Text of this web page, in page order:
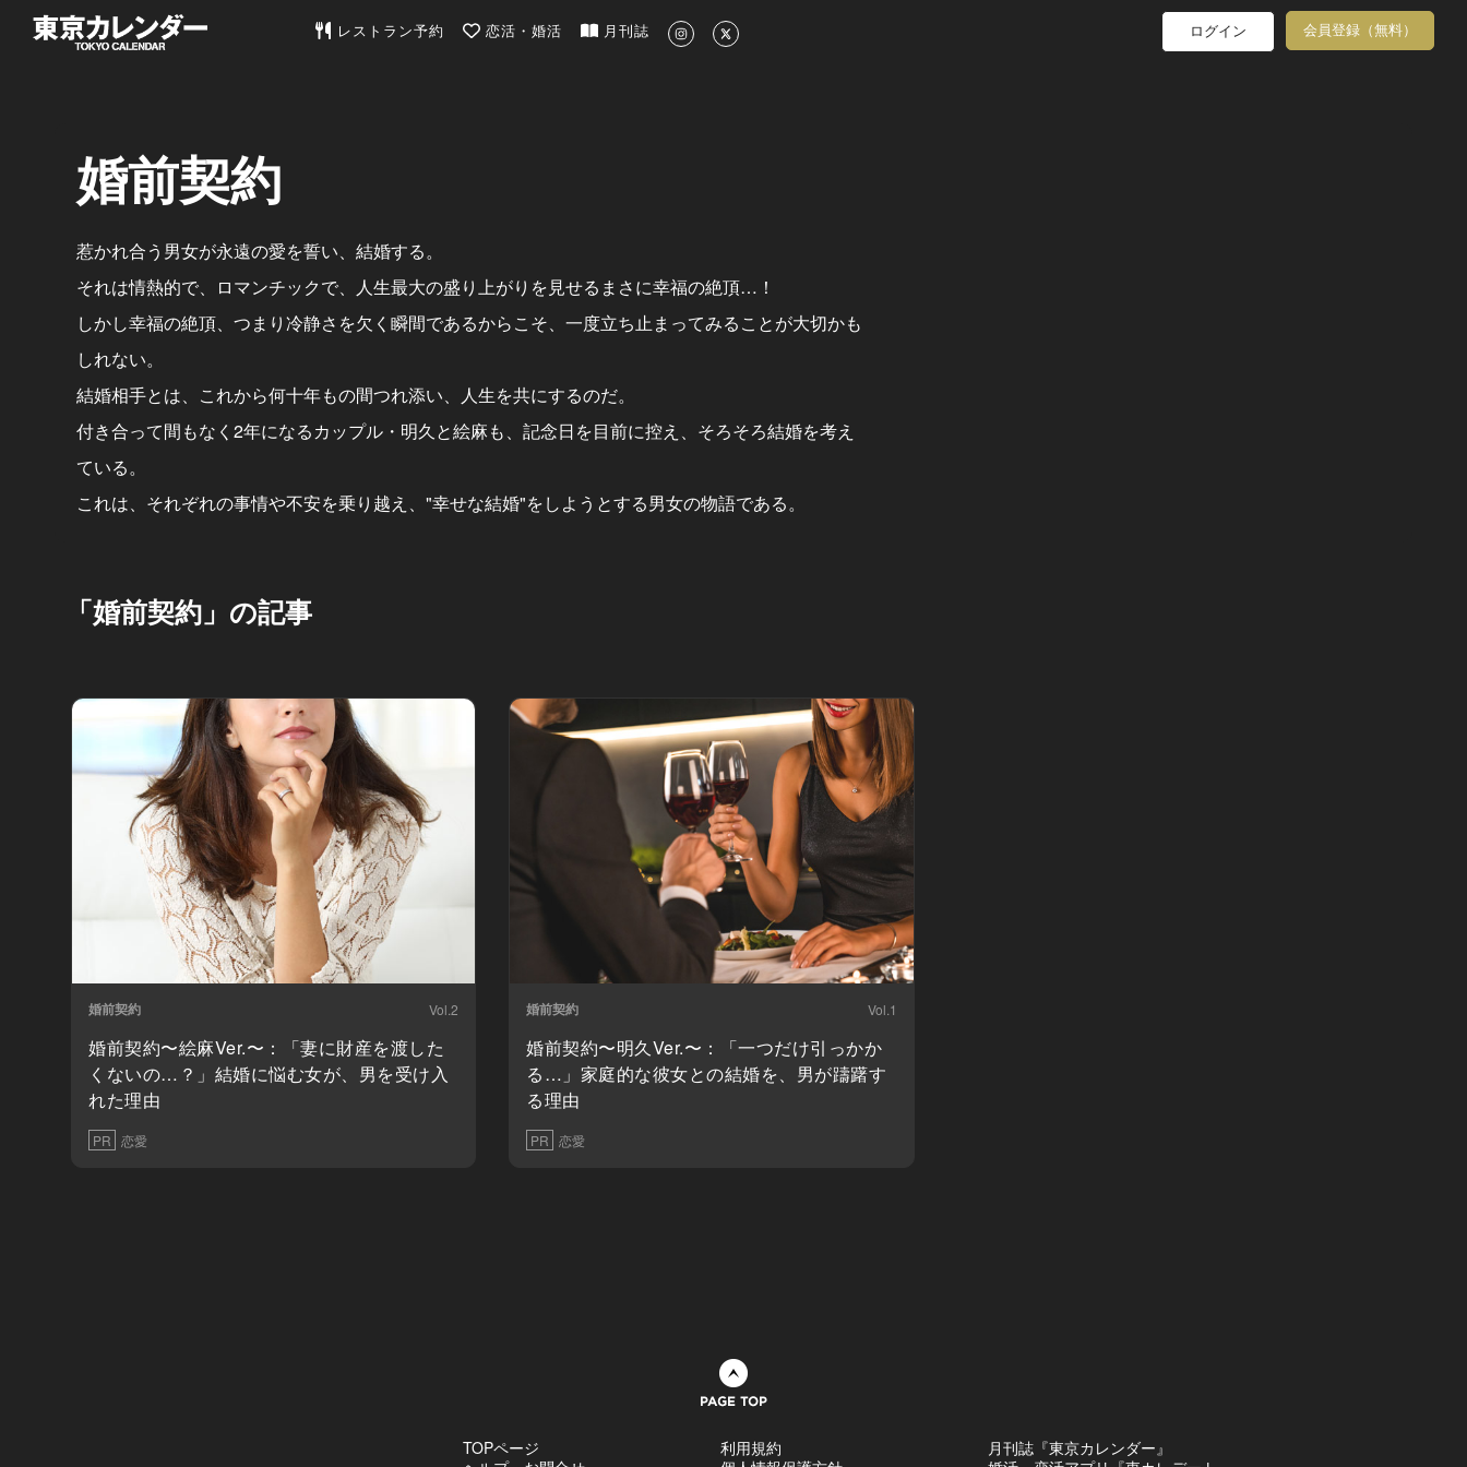
東京カレンダー | 最新のグルメ、洗練されたライフスタイル情報
レストラン予約 恋活・婚活 月刊誌 ログイン 会員登録（無料）
婚前契約
惹かれ合う男女が永遠の愛を誓い、結婚する。
それは情熱的で、ロマンチックで、人生最大の盛り上がりを見せるまさに幸福の絶頂…！
しかし幸福の絶頂、つまり冷静さを欠く瞬間であるからこそ、一度立ち止まってみることが大切かも
しれない。
結婚相手とは、これから何十年もの間つれ添い、人生を共にするのだ。
付き合って間もなく2年になるカップル・明久と絵麻も、記念日を目前に控え、そろそろ結婚を考え
ている。
これは、それぞれの事情や不安を乗り越え、"幸せな結婚"をしようとする男女の物語である。
「婚前契約」の記事
婚前契約 Vol.2
婚前契約〜絵麻Ver.〜：「妻に財産を渡した
くないの…？」結婚に悩む女が、男を受け入
れた理由
PR 恋愛
婚前契約 Vol.1
婚前契約〜明久Ver.〜：「一つだけ引っかか
る…」家庭的な彼女との結婚を、男が躊躇す
る理由
PR 恋愛
TOPページ
利用規約
月刊誌『東京カレンダー』